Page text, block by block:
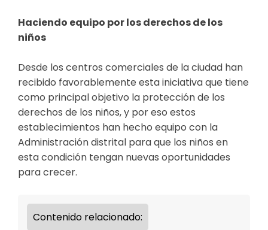
Haciendo equipo por los derechos de los
niños
Desde los centros comerciales de la ciudad han
recibido favorablemente esta iniciativa que tiene
como principal objetivo la protección de los
derechos de los niños, y por eso estos
establecimientos han hecho equipo con la
Administración distrital para que los niños en
esta condición tengan nuevas oportunidades
para crecer.
Contenido relacionado: